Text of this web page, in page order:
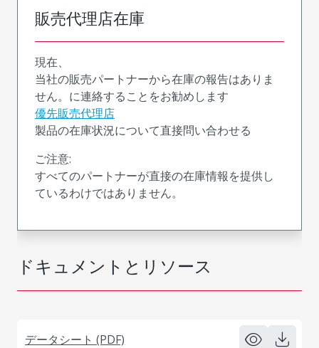
ドキュメントとリソース
データシート (PDF)
販売代理店在庫
現在、
当社の販売パートナーから在庫の報告はありま
せん。に連絡することをお勧めします
優先販売代理店
製品の在庫状況について直接問い合わせる
ご注意:
すべてのパートナーが直接の在庫情報を提供し
ているわけではありません。